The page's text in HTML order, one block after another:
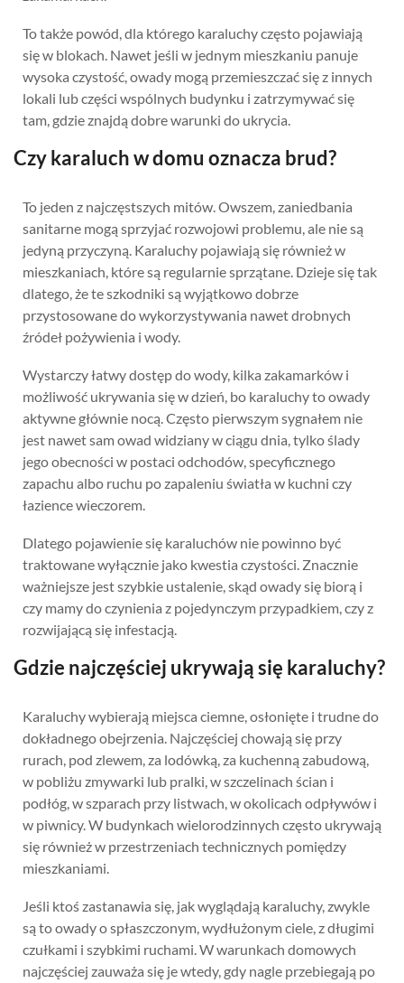
To także powód, dla którego karaluchy często pojawiają
się w blokach. Nawet jeśli w jednym mieszkaniu panuje
wysoka czystość, owady mogą przemieszczać się z innych
lokali lub części wspólnych budynku i zatrzymywać się
tam, gdzie znajdą dobre warunki do ukrycia.
Czy karaluch w domu oznacza brud?
To jeden z najczęstszych mitów. Owszem, zaniedbania
sanitarne mogą sprzyjać rozwojowi problemu, ale nie są
jedyną przyczyną. Karaluchy pojawiają się również w
mieszkaniach, które są regularnie sprzątane. Dzieje się tak
dlatego, że te szkodniki są wyjątkowo dobrze
przystosowane do wykorzystywania nawet drobnych
źródeł pożywienia i wody.
Wystarczy łatwy dostęp do wody, kilka zakamarków i
możliwość ukrywania się w dzień, bo karaluchy to owady
aktywne głównie nocą. Często pierwszym sygnałem nie
jest nawet sam owad widziany w ciągu dnia, tylko ślady
jego obecności w postaci odchodów, specyficznego
zapachu albo ruchu po zapaleniu światła w kuchni czy
łazience wieczorem.
Dlatego pojawienie się karaluchów nie powinno być
traktowane wyłącznie jako kwestia czystości. Znacznie
ważniejsze jest szybkie ustalenie, skąd owady się biorą i
czy mamy do czynienia z pojedynczym przypadkiem, czy z
rozwijającą się infestacją.
Gdzie najczęściej ukrywają się karaluchy?
Karaluchy wybierają miejsca ciemne, osłonięte i trudne do
dokładnego obejrzenia. Najczęściej chowają się przy
rurach, pod zlewem, za lodówką, za kuchenną zabudową,
w pobliżu zmywarki lub pralki, w szczelinach ścian i
podłóg, w szparach przy listwach, w okolicach odpływów i
w piwnicy. W budynkach wielorodzinnych często ukrywają
się również w przestrzeniach technicznych pomiędzy
mieszkaniami.
Jeśli ktoś zastanawia się, jak wyglądają karaluchy, zwykle
są to owady o spłaszczonym, wydłużonym ciele, z długimi
czułkami i szybkimi ruchami. W warunkach domowych
najczęściej zauważa się je wtedy, gdy nagle przebiegają po